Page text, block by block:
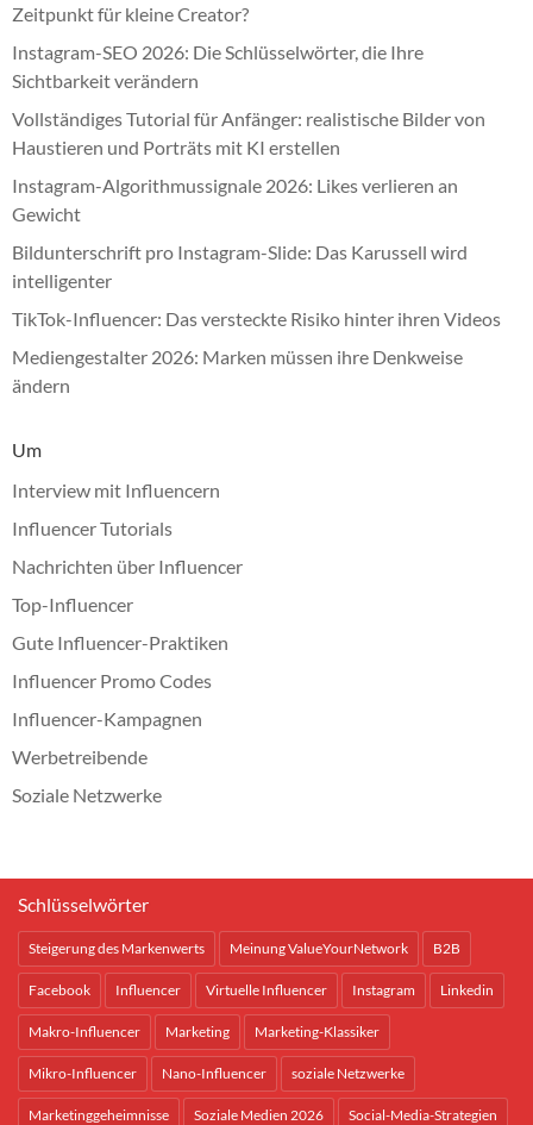
Zeitpunkt für kleine Creator?
Instagram-SEO 2026: Die Schlüsselwörter, die Ihre
Sichtbarkeit verändern
Vollständiges Tutorial für Anfänger: realistische Bilder von
Haustieren und Porträts mit KI erstellen
Instagram-Algorithmussignale 2026: Likes verlieren an
Gewicht
Bildunterschrift pro Instagram-Slide: Das Karussell wird
intelligenter
TikTok-Influencer: Das versteckte Risiko hinter ihren Videos
Mediengestalter 2026: Marken müssen ihre Denkweise
ändern
Um
Interview mit Influencern
Influencer Tutorials
Nachrichten über Influencer
Top-Influencer
Gute Influencer-Praktiken
Influencer Promo Codes
Influencer-Kampagnen
Werbetreibende
Soziale Netzwerke
Schlüsselwörter
Steigerung des Markenwerts Meinung ValueYourNetwork B2B
Facebook Influencer Virtuelle Influencer Instagram Linkedin
Makro-Influencer Marketing Marketing-Klassiker
Mikro-Influencer Nano-Influencer soziale Netzwerke
Marketinggeheimnisse Soziale Medien 2026 Social-Media-Strategien